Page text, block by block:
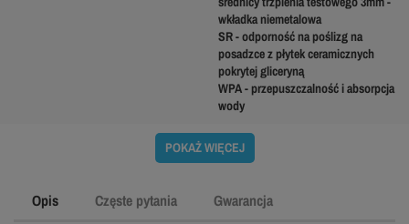
Opis Częste pytania Gwarancja
wkładka niemetalowa
SR - odporność na poślizg na
posadzce z płytek ceramicznych
pokrytej gliceryną
WPA - przepuszczalność i absorpcja
wody
POKAŻ WIĘCEJ